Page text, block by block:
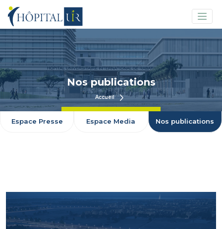
Nos publications
Accueil
Espace Presse Espace Media Nos publications